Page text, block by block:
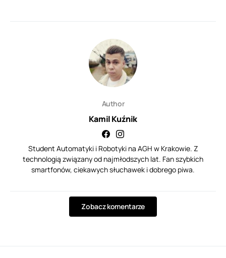
Author
Kamil Kuźnik
Student Automatyki i Robotyki na AGH w Krakowie. Z
technologią związany od najmłodszych lat. Fan szybkich
smartfonów, ciekawych słuchawek i dobrego piwa.
Zobacz komentarze